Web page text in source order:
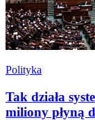
Polityka
Tak działa
miliony płyną